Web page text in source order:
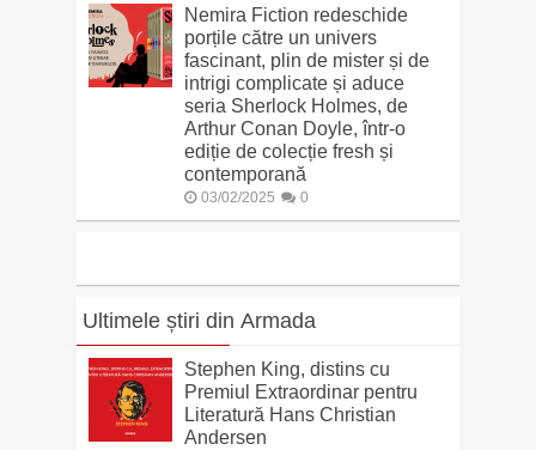
Nemira Fiction redeschide
porțile către un univers
fascinant, plin de mister și de
intrigi complicate și aduce
seria Sherlock Holmes, de
Arthur Conan Doyle, într-o
ediție de colecție fresh și
contemporană
03/02/2025 0
Ultimele știri din Armada
Stephen King, distins cu
Premiul Extraordinar pentru
Literatură Hans Christian
Andersen